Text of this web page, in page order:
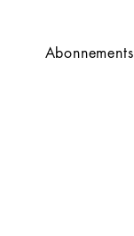
Abonnements